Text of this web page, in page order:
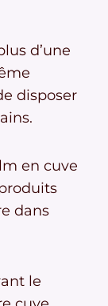
d’une
disposer
en cuve
dans
le